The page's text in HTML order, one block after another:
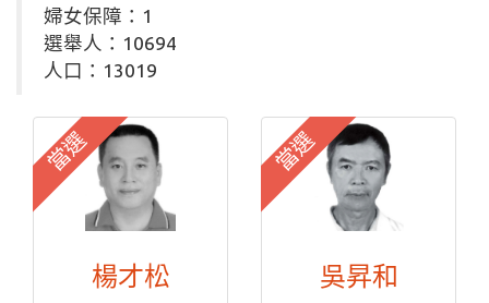
婦女保障：1
選舉人：10694
人口：13019
當選
楊才松
當選
吳昇和